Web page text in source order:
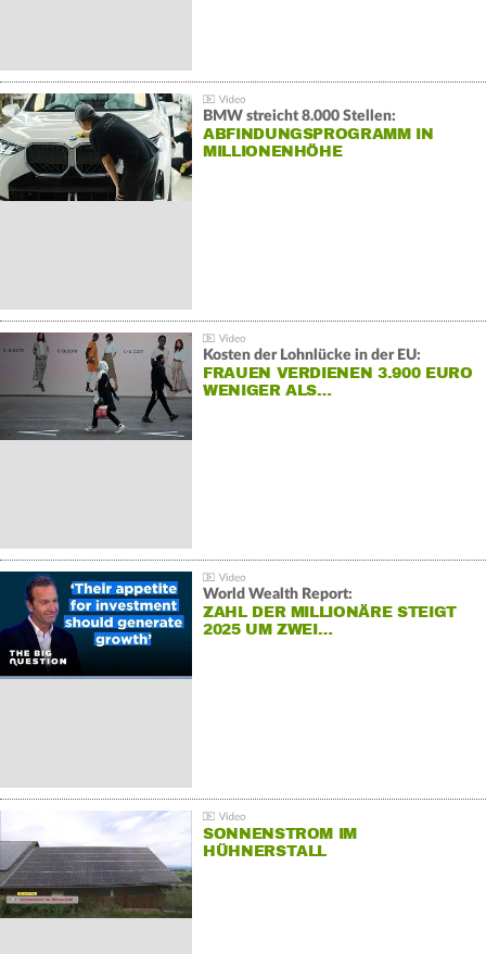
BMW streicht 8.000 Stellen:
ABFINDUNGSPROGRAMM IN
MILLIONENHÖHE
Kosten der Lohnlücke in der EU:
FRAUEN VERDIENEN 3.900 EURO
WENIGER ALS…
World Wealth Report:
ZAHL DER MILLIONÄRE STEIGT
2025 UM ZWEI…
SONNENSTROM IM
HÜHNERSTALL